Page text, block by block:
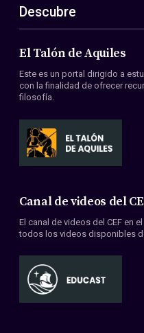
ES
EN
Acerca de nosotros
Miembros
Convenios
Descubre
El Talón de Aquiles
Este es un portal dirigido a
con la finalidad de ofrecer
filosofía.
Canal de videos del
El canal de videos del CEF en
todos los videos disponibles